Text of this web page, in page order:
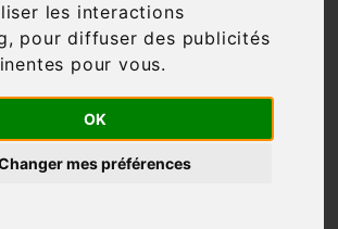
les interactions
, pour diffuser des publicités
pour vous.
OK
mes préférences
nouveau ce que vous cherchez